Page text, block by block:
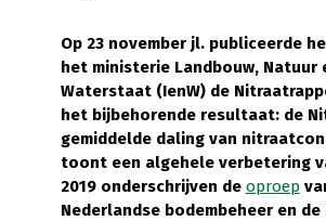
Op 23 november jl. publiceerde
het ministerie Landbouw,
Waterstaat (IenW) de
het bijbehorende resultaat: de
gemiddelde daling van
toont een algehele verbetering
2019 onderschrijven de oproep
Nederlandse bodembeheer en